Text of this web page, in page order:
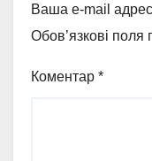
Ваша e-mail
Обов’язкові поля
Коментар *